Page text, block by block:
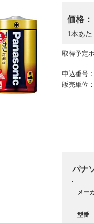
価格：
1本あた
取得予定
申込番号：
販売単位：
パナ
メー
型番